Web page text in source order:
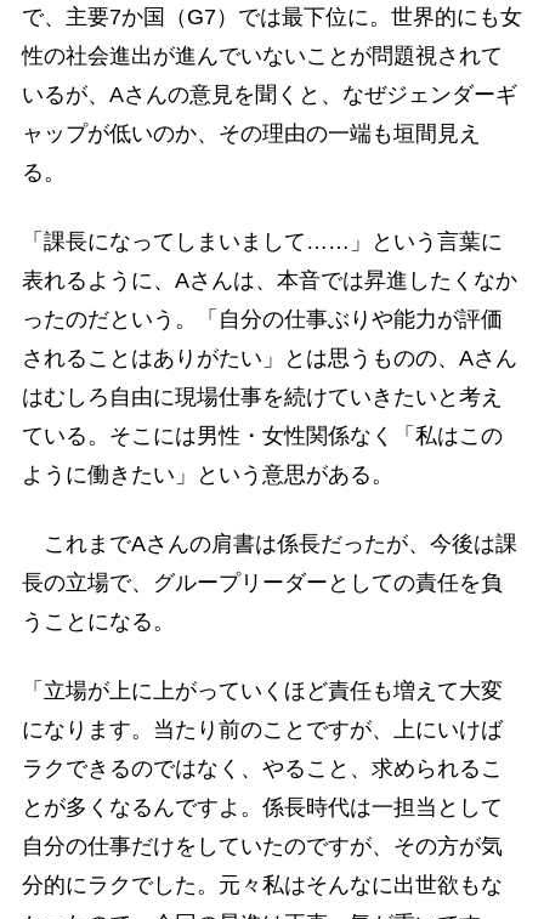
で、主要7か国（G7）では最下位に。世界的にも女
性の社会進出が進んでいないことが問題視されて
いるが、Aさんの意見を聞くと、なぜジェンダーギ
ャップが低いのか、その理由の一端も垣間見え
る。
「課長になってしまいまして……」という言葉に
表れるように、Aさんは、本音では昇進したくなか
ったのだという。「自分の仕事ぶりや能力が評価
されることはありがたい」とは思うものの、Aさん
はむしろ自由に現場仕事を続けていきたいと考え
ている。そこには男性・女性関係なく「私はこの
ように働きたい」という意思がある。
これまでAさんの肩書は係長だったが、今後は課
長の立場で、グループリーダーとしての責任を負
うことになる。
「立場が上に上がっていくほど責任も増えて大変
になります。当たり前のことですが、上にいけば
ラクできるのではなく、やること、求められるこ
とが多くなるんですよ。係長時代は一担当として
自分の仕事だけをしていたのですが、その方が気
分的にラクでした。元々私はそんなに出世欲もな